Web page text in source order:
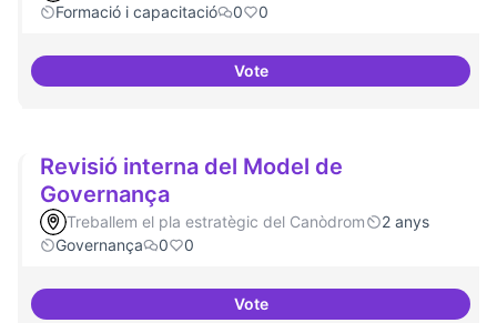
Formació i capacitació 0 0
VoteSensibilització FLOSS
Revisió interna del Model de
Governança
Treballem el pla estratègic del Canòdrom
2 anys
Governança
0 0
VoteRevisió interna del Model de